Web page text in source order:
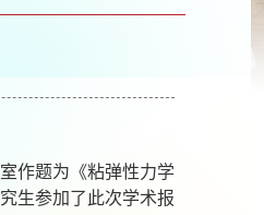
作题为《粘弹性力学
生参加了此次学术报